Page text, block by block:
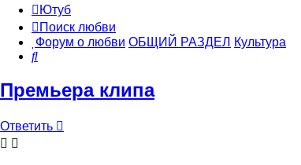
Ютуб
Поиск любви
Форум о любви ОБЩИЙ РАЗДЕЛ Культура
Поиск
Премьера клипа
Ответить